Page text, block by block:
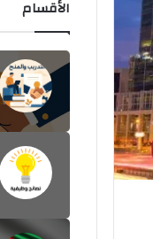
الأقسام